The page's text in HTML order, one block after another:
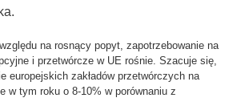
na rosnący popyt, zapotrzebowanie na
i przetwórcze w UE rośnie. Szacuje się,
europejskich zakładów przetwórczych na
w tym roku o 8-10% w porównaniu z